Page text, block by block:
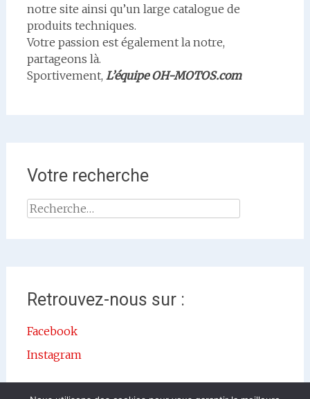
notre site ainsi qu’un large catalogue de
produits techniques.
Votre passion est également la notre,
partageons là.
Sportivement, L’équipe OH-MOTOS.com
Votre recherche
Rechercher :
Retrouvez-nous sur :
Facebook
Instagram